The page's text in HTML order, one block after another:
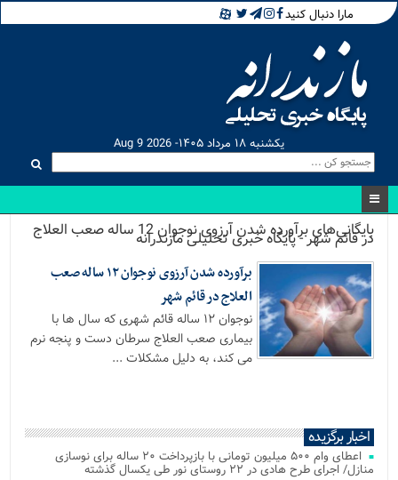
مارا دنبال کنید
یکشنبه ۱۸ مرداد ۱۴۰۵- Aug 9 2026
بایگانی‌های برآورده شدن آرزوی نوجوان 12 ساله صعب العلاجدر قائم شهر - پایگاه خبری تحلیلی مازندرانه
برآورده شدن آرزوی نوجوان ۱۲ ساله صعب
العلاج در قائم شهر
نوجوان ۱۲ ساله قائم شهری که سال ها با
بیماری صعب العلاج سرطان دست و پنجه نرم
می کند، به دلیل مشکلات ...
اخبار برگزیده
اعطای وام ۵۰۰ میلیون تومانی با بازپرداخت ۲۰ ساله برای نوسازی
منازل/ اجرای طرح هادی در ۲۲ روستای نور طی یکسال گذشته